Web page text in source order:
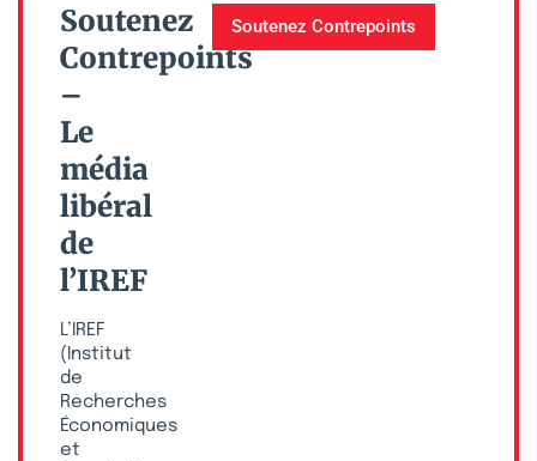
Soutenez
Contrepoints
–
Le
média
libéral
de
l’IREF
L’IREF
(Institut
de
Recherches
Économiques
et
Soutenez Contrepoints